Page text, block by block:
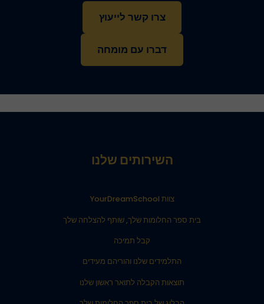
צרו קשר לייעוץ
דברו עם מומחה
השירותים שלנו
צוות YourDreamSchool
בית ספר החלומות שלך, שותף להצלחה שלך
קבל תמיכה
התלמידים שלנו והוריהם מעידים
תוצאות הקבלה לתואר ראשון שלנו